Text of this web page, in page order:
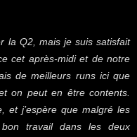
la Q2, mais je suis satisfait
cet après-midi et de notre
de meilleurs runs ici que
on peut en être contents.
et j’espère que malgré les
travail dans les deux